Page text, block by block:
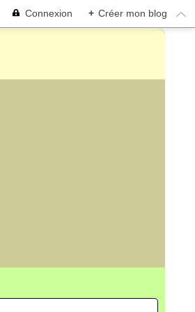
Connexion + Créer mon blog